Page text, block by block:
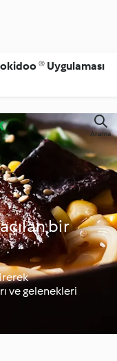
® Uygulaması
Arama
bir
ve gelenekleri